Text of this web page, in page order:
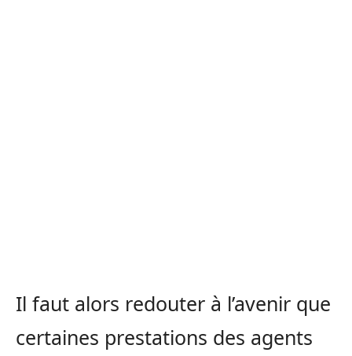
Il faut alors redouter à l’avenir que
certaines prestations des agents